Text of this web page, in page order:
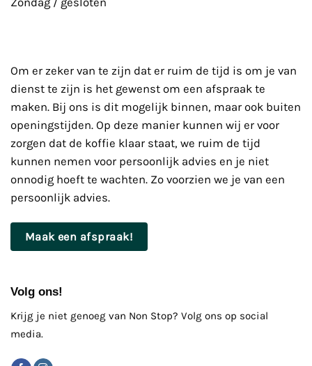
Om er zeker van te zijn dat er ruim de tijd is om je van
dienst te zijn is het gewenst om een afspraak te
maken. Bij ons is dit mogelijk binnen, maar ook buiten
openingstijden. Op deze manier kunnen wij er voor
zorgen dat de koffie klaar staat, we ruim de tijd
kunnen nemen voor persoonlijk advies en je niet
onnodig hoeft te wachten. Zo voorzien we je van een
persoonlijk advies.
Maak een afspraak!
Volg ons!
Krijg je niet genoeg van Non Stop? Volg ons op social
media.